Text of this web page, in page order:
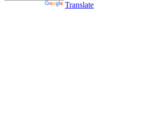
Translate